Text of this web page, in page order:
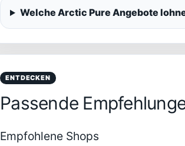
Welche Arctic Pure Angebote
ENTDECKEN
Passende
Empfohlene Shops